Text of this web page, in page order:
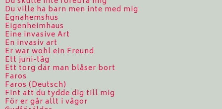
Du ville ha barn men inte med mig
Egnahemshus
Eigenheimhaus
Eine invasive Art
En invasiv art
Er war wohl ein Freund
Ett juni-tåg
Ett torg där man blåser bort
Faros
Faros (Deutsch)
Fint att du tydde dig till mig
För er går allt i vågor